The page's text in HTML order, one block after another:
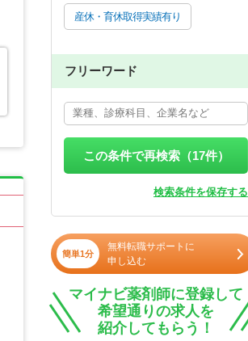
産休・育休取得実績有り
フリーワード
この条件で再検索（17件）
検索条件を保存する
簡単1分
無料転職サポートに
申し込む
マイナビ薬剤師に登録して
希望通りの求人を
紹介してもらう！